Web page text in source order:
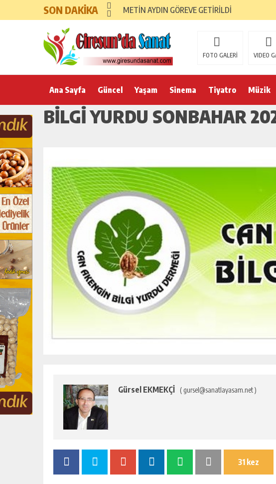
SON DAKİKA METİN AYDIN GÖREVE GETİRİLDİ
FOTO GALERİ VIDEO
Ana Sayfa Güncel Yaşam Sinema Tiyatro Müzik
BİLGİ YURDU SONBAHAR
Gürsel EKMEKÇİ ( gursel@sanatlayasam.net )
31 kez